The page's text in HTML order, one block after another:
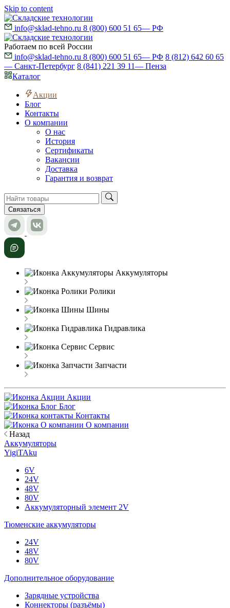
Skip to content
info@sklad-tehno.ru 8 (800) 600 51 65— РФ
Работаем по всей России
info@sklad-tehno.ru 8 (800) 600 51 65— РФ 8 (812) 642 60 65
— Санкт-Петербург 8 (841) 221 39 11— Пенза
Каталог
Акции
Блог
Контакты
О компании
О нас
История
Сертификаты
Вакансии
Доставка
Гарантия и возврат
Связаться
Аккумуляторы
Ролики
Шины
Гидравлика
Сервис
Запчасти
Акции
Блог
Контакты
О компании
Назад
Аккумуляторы
YigiTAku
6V
24V
48V
80V
Аккумуляторный элемент 2V
Тюменские аккумуляторы
24V
48V
80V
Дополнительное оборудование
Зарядные устройства
Коннекторы (разъёмы)